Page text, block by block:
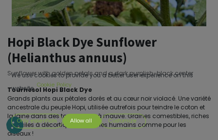
Hopi Black Dye Sunflower
(Helianthus annuus)
Sunflower with golden petals and a dark purplish-black center
Tournesol Hopi Black Dye
Grands plants aux pétales dorés et au cœur noir violacé. Une variété
ancestrale du peuple Hopi, utilisée autrefois pour teindre le coton et
la laine dans des tons de gris à mauve. Graines comestibles, riches
et faciles à décortiquer — pour les humains comme pour les
oiseaux !
We use cookies to provide you a better user experience on this
website. Cookie Policy
Only essentials Allow all Customize